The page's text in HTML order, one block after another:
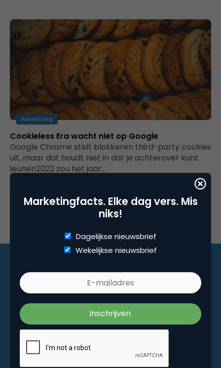
Advertising
Cookieless Era wacht niet op Google
Google Chrome stelt blokkeren third-party cookies
uit, maar dat houdt niet in dat je achterover kunt
leunen2022 zou het jaar…
Marketingfacts. Elke dag vers. Mis
niks!
Dagelijkse nieuwsbrief
Wekelijkse nieuwsbrief
Marketingfacts. Elke dag vers. Mis niks!
Dagelijkse nieuwsbrief
Wekelijkse nieuwsbrief